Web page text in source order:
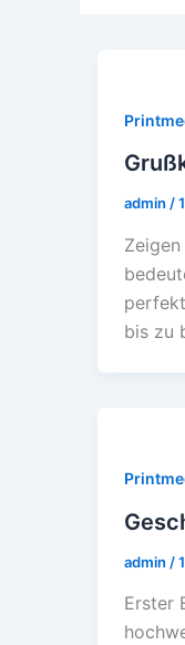
admin /
bis zu
admin /
Erstеr